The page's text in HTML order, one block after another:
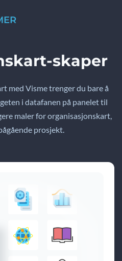
skaper
med Visme trenger du bare å
i datafanen på panelet til
maler for organisasjonskart,
prosjekt.